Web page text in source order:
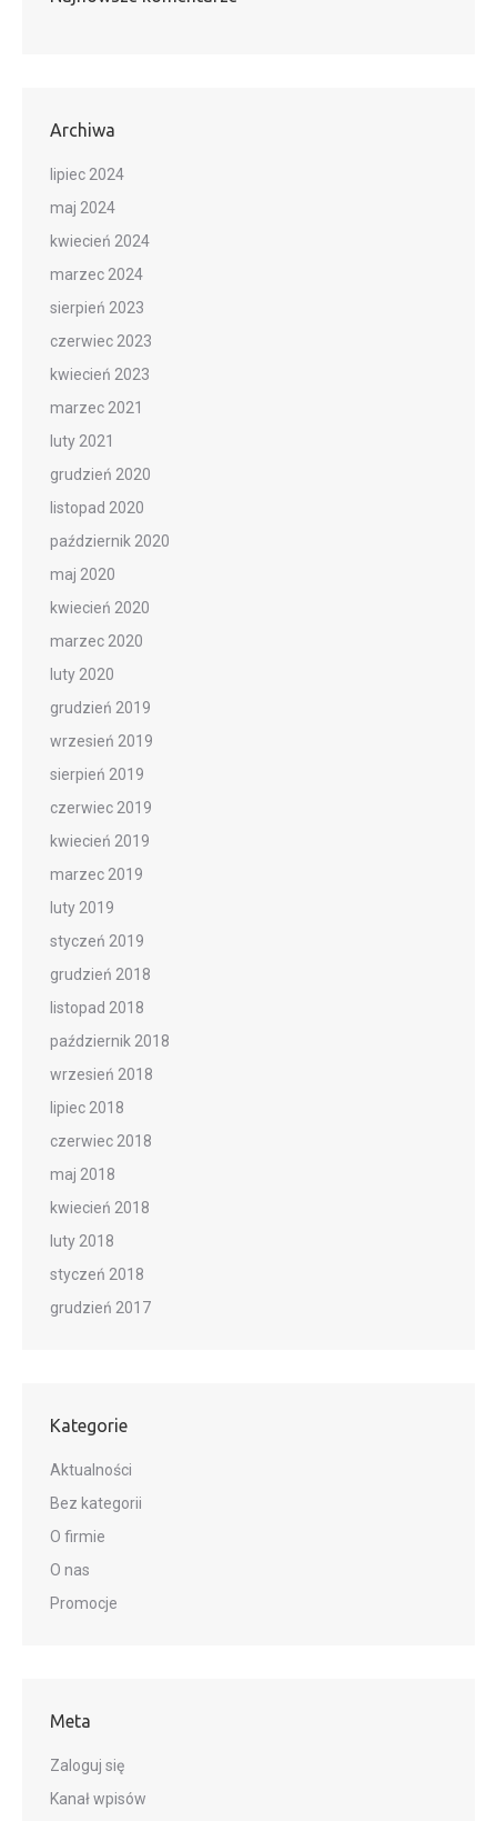
Archiwa
lipiec 2024
maj 2024
kwiecień 2024
marzec 2024
sierpień 2023
czerwiec 2023
kwiecień 2023
marzec 2021
luty 2021
grudzień 2020
listopad 2020
październik 2020
maj 2020
kwiecień 2020
marzec 2020
luty 2020
grudzień 2019
wrzesień 2019
sierpień 2019
czerwiec 2019
kwiecień 2019
marzec 2019
luty 2019
styczeń 2019
grudzień 2018
listopad 2018
październik 2018
wrzesień 2018
lipiec 2018
czerwiec 2018
maj 2018
kwiecień 2018
luty 2018
styczeń 2018
grudzień 2017
Kategorie
Aktualności
Bez kategorii
O firmie
O nas
Promocje
Meta
Zaloguj się
Kanał wpisów